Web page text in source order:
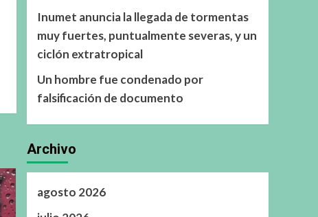
Inumet anuncia la llegada de tormentas
muy fuertes, puntualmente severas, y un
ciclón extratropical
Un hombre fue condenado por
falsificación de documento
Archivo
agosto 2026